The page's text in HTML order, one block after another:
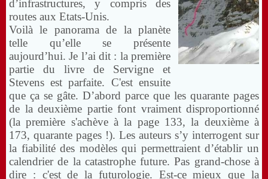
d’infrastructures, y compris des
routes aux Etats-Unis.
Voilà le panorama de la planète
telle qu’elle se présente
aujourd’hui. Je l’ai dit : la première
partie du livre de Servigne et
Stevens est parfaite. C'est ensuite
que ça se gâte. D’abord parce que les quarante pages
de la deuxième partie font vraiment disproportionné
(la première s'achève à la page 133, la deuxième à
173, quarante pages !). Les auteurs s’y interrogent sur
la fiabilité des modèles qui permettraient d’établir un
calendrier de la catastrophe future. Pas grand-chose à
dire : c'est de la futurologie. Est-ce mieux que la